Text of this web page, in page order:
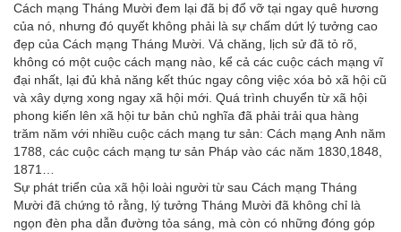
Cách mạng Tháng Mười đem lại đã bị đổ vỡ tại ngay quê hương
của nó, nhưng đó quyết không phải là sự chấm dứt lý tưởng cao
đẹp của Cách mạng Tháng Mười. Vả chăng, lịch sử đã tỏ rõ,
không có một cuộc cách mạng nào, kể cả các cuộc cách mạng vĩ
đại nhất, lại đủ khả năng kết thúc ngay công việc xóa bỏ xã hội cũ
và xây dựng xong ngay xã hội mới. Quá trình chuyển từ xã hội
phong kiến lên xã hội tư bản chủ nghĩa đã phải trải qua hàng
trăm năm với nhiều cuộc cách mạng tư sản: Cách mạng Anh năm
1788, các cuộc cách mạng tư sản Pháp vào các năm 1830,1848,
1871…
Sự phát triển của xã hội loài người từ sau Cách mạng Tháng
Mười đã chứng tỏ rằng, lý tưởng Tháng Mười đã không chỉ là
ngọn đèn pha dẫn đường tỏa sáng, mà còn có những đóng góp